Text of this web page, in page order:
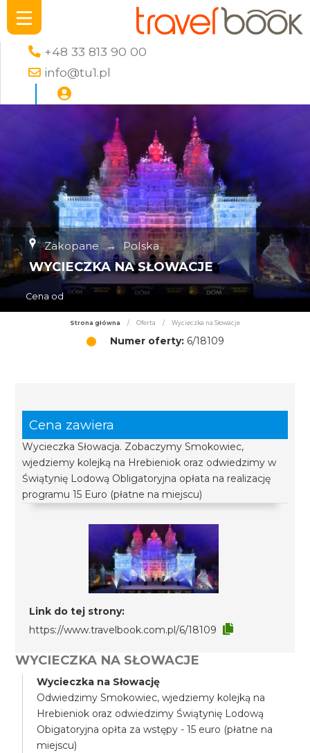
+48 33 813 90 00
info@tu1.pl
Zakopane → Polska
WYCIECZKA NA SŁOWACJE
Cena od
Strona główna / Oferta / Wycieczka na Słowacje
Numer oferty:6/18109
Cena zawiera
Wycieczka Słowacja. Zobaczymy Smokowiec,
wjedziemy kolejką na Hrebieniok oraz odwiedzimy w
Świątynię Lodową Obligatoryjna opłata na realizację
programu 15 Euro (płatne na miejscu)
Link do tej strony:
https://www.travelbook.com.pl/6/18109
WYCIECZKA NA SŁOWACJE
Wycieczka na Słowację
Odwiedzimy Smokowiec, wjedziemy kolejką na
Hrebieniok oraz odwiedzimy Świątynię Lodową
Obigatoryjna opłta za wstępy - 15 euro (płatne na
miejscu)